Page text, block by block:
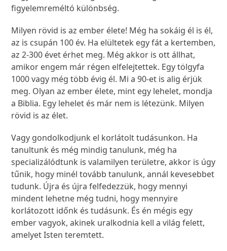
figyelemreméltó különbség.
Milyen rövid is az ember élete! Még ha sokáig él is él,
az is csupán 100 év. Ha elültetek egy fát a kertemben,
az 2-300 évet érhet meg. Még akkor is ott állhat,
amikor engem már régen elfelejtettek. Egy tölgyfa
1000 vagy még több évig él. Mi a 90-et is alig érjük
meg. Olyan az ember élete, mint egy lehelet, mondja
a Biblia. Egy lehelet és már nem is létezünk. Milyen
rövid is az élet.
Vagy gondolkodjunk el korlátolt tudásunkon. Ha
tanultunk és még mindig tanulunk, még ha
specializálódtunk is valamilyen területre, akkor is úgy
tűnik, hogy minél tovább tanulunk, annál kevesebbet
tudunk. Újra és újra felfedezzük, hogy mennyi
mindent lehetne még tudni, hogy mennyire
korlátozott időnk és tudásunk. És én mégis egy
ember vagyok, akinek uralkodnia kell a világ felett,
amelyet Isten teremtett.